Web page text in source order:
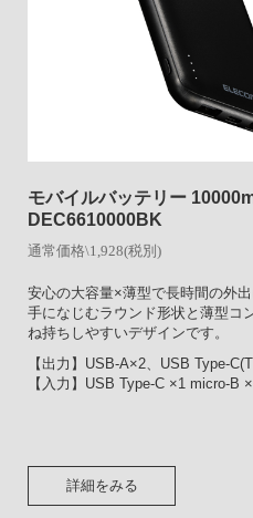
モバイルバッテリー
DEC6610000BK
通常価格\1,928(税別)
安心の大容量×薄型で長時間の外出
手になじむラウンド形状と薄型コ
ね持ちしやすいデザインです。
【出力】USB-A×2、USB Type-
【入力】USB Type-C ×1 micro-B
詳細をみる